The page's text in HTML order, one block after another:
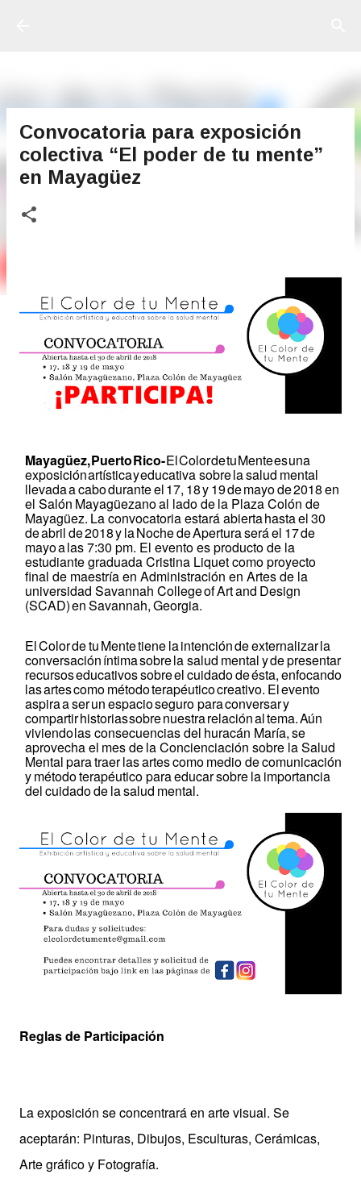
Convocatoria para exposición
colectiva “El poder de tu mente”
en Mayagüez
Mayagüez,PuertoRico-ElColordetuMenteesuna
exposiciónartísticayeducativa sobrelasalud mental
llevadaacaboduranteel17, 18y19demayode2018en
el Salón Mayagüezanoal ladodela PlazaColón de
Mayagüez. Laconvocatoriaestará abiertahastael30
deabrilde2018ylaNochedeAperturaseráel 17de
mayoalas 7:30 pm. El evento es producto de la
estudiante graduada Cristina Liquet como proyecto
final de maestría en Administración en Artes de la
universidad Savannah CollegeofArtand Design
(SCAD)enSavannah,Georgia.
ElColordetuMentetienelaintencióndeexternalizarla
conversacióníntimasobrela salud mentalydepresentar
recursoseducativossobreelcuidadodeésta,enfocando
lasartescomométodoterapéuticocreativo. Elevento
aspiraaserunespacioseguro paraconversary
compartirhistoriassobrenuestrarelaciónaltema.Aún
viviendolas consecuenciasdel huracán María,se
aprovecha el mesdelaConcienciación sobrela Salud
Mentalparatraerlasartescomomediodecomunicación
ymétodoterapéutico paraeducarsobrelaimportancia
delcuidadodelasalud mental.
Reglas de Participación
La exposición se concentrará en arte visual. Se
aceptarán: Pinturas, Dibujos, Esculturas, Cerámicas,
Arte gráfico y Fotografía.